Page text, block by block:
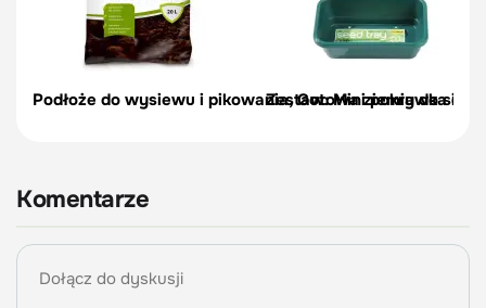
Podłoże do wysiewu i pikowania, Gotowa ziemia do
Zestaw: Mini pokrywka do
Komentarze